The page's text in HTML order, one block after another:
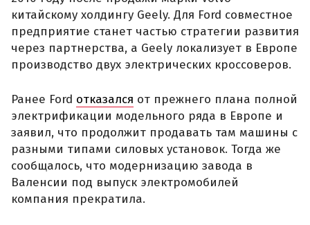
китайскому холдингу Geely. Для Ford совместное
предприятие станет частью стратегии развития
через партнерства, а Geely локализует в Европе
производство двух электрических кроссоверов.
Ранее Ford отказался от прежнего плана полной
электрификации модельного ряда в Европе и
заявил, что продолжит продавать там машины с
разными типами силовых установок. Тогда же
сообщалось, что модернизацию завода в
Валенсии под выпуск электромобилей
компания прекратила.